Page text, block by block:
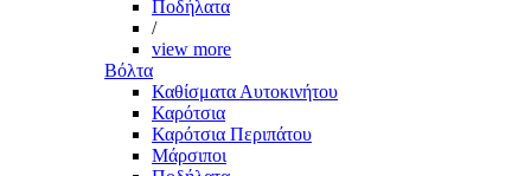
Ποδήλατα
/
view more
Βόλτα
Καθίσματα Αυτοκινήτου
Καρότσια
Καρότσια Περιπάτου
Μάρσιποι